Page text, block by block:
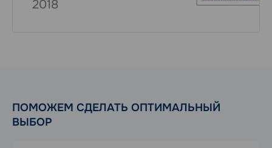
2018
ПОМОЖЕМ СДЕЛАТЬ ОПТИМАЛЬНЫЙ
ВЫБОР